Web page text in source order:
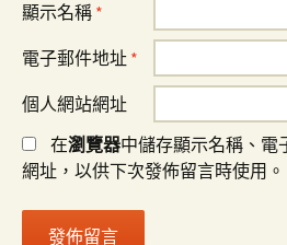
顯示名稱 *
電子郵件地址 *
個人網站網址
在瀏覽器中儲存顯示名稱、電
網址，以供下次發佈留言時使用。